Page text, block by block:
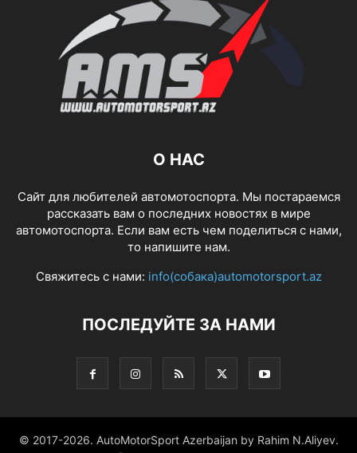
О НАС
Сайт для любителей автомотоспорта. Мы постараемся
рассказать вам о последних новостях в мире
автомотоспорта. Если вам есть чем поделиться с нами,
то напишите нам.
Свяжитесь с нами: info(собака)automotorsport.az
ПОСЛЕДУЙТЕ ЗА НАМИ
© 2017-2026. AutoMotorSport Azerbaijan by Rahim N.Aliyev.